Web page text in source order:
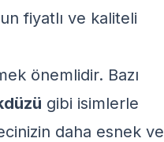
fiyatlı ve kaliteli
önemlidir. Bazı
gibi isimlerle
daha esnek ve